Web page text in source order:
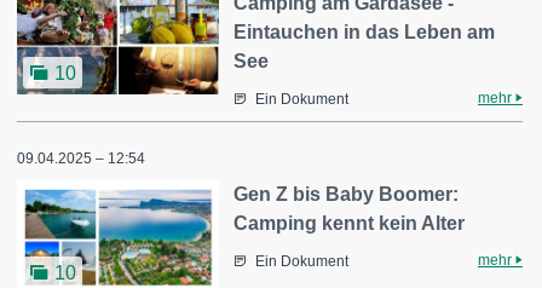
10
Eintauchen in das Leben am
See
Ein Dokument mehr
09.04.2025 – 12:54
10
Gen Z bis Baby Boomer:
Camping kennt kein Alter
Ein Dokument mehr